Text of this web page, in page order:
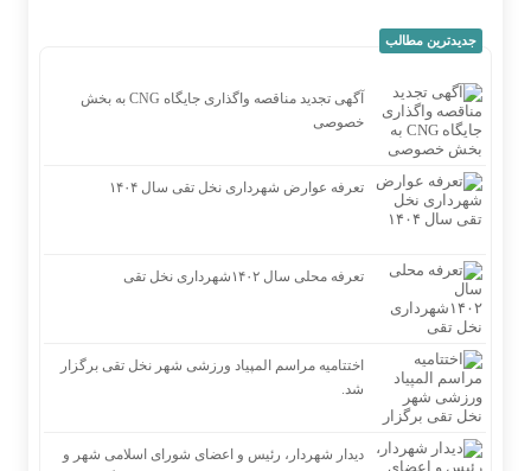
جدیدترین مطالب
آگهی تجدید مناقصه واگذاری جایگاه CNG به بخش
خصوصی
تعرفه عوارض شهرداری نخل تقی سال ۱۴۰۴
تعرفه محلی سال ۱۴۰۲شهرداری نخل تقی
اختتامیه مراسم المپیاد ورزشی شهر نخل تقی برگزار
شد.
دیدار شهردار، رئیس و اعضای شورای اسلامی شهر و